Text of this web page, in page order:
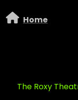
Home
The Roxy